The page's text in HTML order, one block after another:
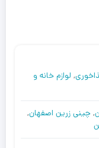
, لوازم خانه و
, چینی زرین اصفهان,